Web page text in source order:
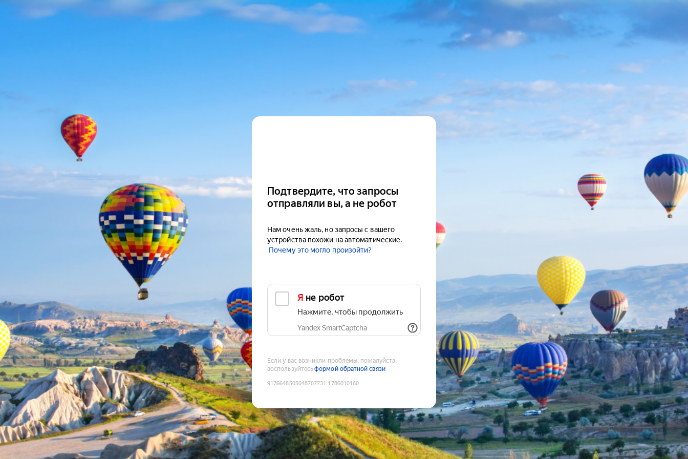
Подтвердите, что запросы
отправляли вы, а не робот
Нам очень жаль, но запросы с вашего
устройства похожи на автоматические.
Почему это могло произойти?
Я не робот
Нажмите, чтобы продолжить
Yandex SmartCaptcha
Если у вас возникли проблемы, пожалуйста,
воспользуйтесьформой обратной связи
9176648505048707731 :1786010160